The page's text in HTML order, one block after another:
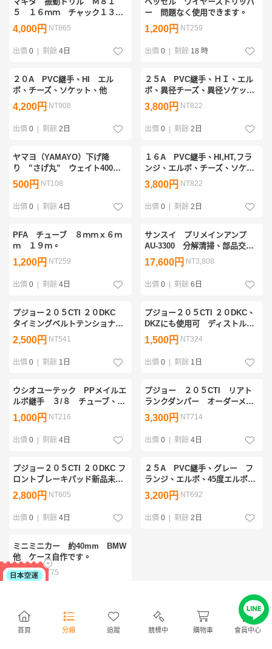
首頁 分類 追蹤 競標中 購物車 會員中心
５ １６ｍｍ チャック１３ｍ
ｍ、正逆回転、無段変速、取り
説有、ストッパーバー欠品、動
作ＯＫ。
4,000円 NT865
出價 0 | 剩餘 4日
ー 問題なく使用できます。
1,200円 NT259
出價 0 | 剩餘 18 時
２０A PVC継手、HI エル
ボ、チーズ、ソケット、他
4,200円 NT908
出價 0 | 剩餘 2日
２５A PVC継手、ＨＩ、エル
ボ、異径チーズ、異径ソケッ
ト、バルブソケット、他
3,800円 NT822
出價 0 | 剩餘 2日
ヤマヨ（YAMAYO）下げ降
り ”さげ丸” ウェイト400
ｇ 下げ長約5.5ｍ 磁石付き、
押し釘、完動品です。
500円 NT108
出價 0 | 剩餘 4日
１６A PVC継手、HI,HT,フラ
ンジ、エルボ、チーズ、ソケッ
ト、他
3,800円 NT822
出價 0 | 剩餘 2日
PFA チューブ ８ｍｍｘ６ｍ
ｍ １９ｍ。
1,200円 NT259
出價 0 | 剩餘 4日
サンスイ プリメインアンプ
AU-3300 分解清掃、部品交
換、リレー等クリーニングガリ
無、音出しOK.
17,600円 NT3,808
出價 0 | 剩餘 6日
プジョー２０５CTI ２０DKC
タイミングベルトテンショナー
ベアリング、中古、新品在庫予
備品。
2,500円 NT541
出價 0 | 剩餘 1日
プジョー２０５CTI ２０DKC、
DKZにも使用可 ディストルビ
ューターキャップ 中古在庫
品。ローター１個。
1,500円 NT324
出價 0 | 剩餘 1日
ウシオユーテック PPメイルエ
ルボ継手 ３/８ チューブ、ネ
ジ 9個一式、未使用品。
1,000円 NT216
出價 0 | 剩餘 4日
プジョー ２０５CTI リアト
ランクダンパー オーダーメイ
ドです、へたり無。
3,300円 NT714
出價 0 | 剩餘 4日
プジョー２０５CTI ２０DKC フ
ロントブレーキパッド新品未使
用品です。
2,800円 NT605
出價 0 | 剩餘 4日
２５A PVC継手、グレー フ
ランジ、エルボ、45度エルボ、
チーズ、ソケット、ＭＣユニオ
ン、他
3,200円 NT692
出價 0 | 剩餘 2日
ミニミニカー 約40mm BMW
他 ケース自作です。
350円NT75